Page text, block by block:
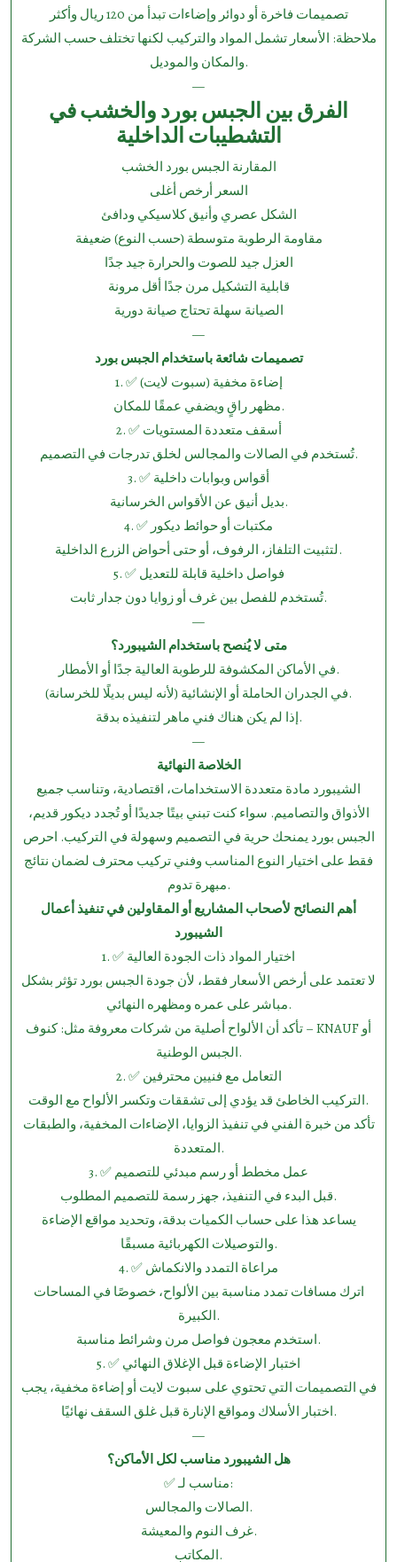
تصميمات فاخرة أو دوائر وإضاءات تبدأ من 120 ريال وأكثر
⁠ملاحظة: الأسعار تشمل المواد والتركيب لكنها تختلف حسب الشركة
والمكان والموديل.
—
الفرق بين الجبس بورد والخشب في
التشطيبات الداخلية
المقارنة الجبس بورد الخشب
السعر أرخص أغلى
الشكل عصري وأنيق كلاسيكي ودافئ
مقاومة الرطوبة متوسطة (حسب النوع) ضعيفة
العزل جيد للصوت والحرارة جيد جدًا
قابلية التشكيل مرن جدًا أقل مرونة
الصيانة سهلة تحتاج صيانة دورية
—
تصميمات شائعة باستخدام الجبس بورد
1.⁠ ⁠✅ إضاءة مخفية (سبوت لايت)
مظهر راقٍ ويضفي عمقًا للمكان.
2.⁠ ⁠✅ أسقف متعددة المستويات
تُستخدم في الصالات والمجالس لخلق تدرجات في التصميم.
3.⁠ ⁠✅ أقواس وبوابات داخلية
بديل أنيق عن الأقواس الخرسانية.
4.⁠ ⁠✅ مكتبات أو حوائط ديكور
لتثبيت التلفاز، الرفوف، أو حتى أحواض الزرع الداخلية.
5.⁠ ⁠✅ فواصل داخلية قابلة للتعديل
تُستخدم للفصل بين غرف أو زوايا دون جدار ثابت.
—
متى لا يُنصح باستخدام الشيبورد؟
في الأماكن المكشوفة للرطوبة العالية جدًا أو الأمطار.
في الجدران الحاملة أو الإنشائية (لأنه ليس بديلًا للخرسانة).
إذا لم يكن هناك فني ماهر لتنفيذه بدقة.
—
الخلاصة النهائية
الشيبورد مادة متعددة الاستخدامات، اقتصادية، وتناسب جميع
الأذواق والتصاميم. سواء كنت تبني بيتًا جديدًا أو تُجدد ديكور قديم،
الجبس بورد يمنحك حرية في التصميم وسهولة في التركيب. احرص
فقط على اختيار النوع المناسب وفني تركيب محترف لضمان نتائج
مبهرة تدوم.
أهم النصائح لأصحاب المشاريع أو المقاولين في تنفيذ أعمال
الشيبورد
1.⁠ ⁠✅ اختيار المواد ذات الجودة العالية
لا تعتمد على أرخص الأسعار فقط، لأن جودة الجبس بورد تؤثر بشكل
مباشر على عمره ومظهره النهائي.
تأكد أن الألواح أصلية من شركات معروفة مثل: كنوف – KNAUF أو
الجبس الوطنية.
2.⁠ ⁠✅ التعامل مع فنيين محترفين
التركيب الخاطئ قد يؤدي إلى تشققات وتكسر الألواح مع الوقت.
تأكد من خبرة الفني في تنفيذ الزوايا، الإضاءات المخفية، والطبقات
المتعددة.
3.⁠ ⁠✅ عمل مخطط أو رسم مبدئي للتصميم
قبل البدء في التنفيذ، جهز رسمة للتصميم المطلوب.
يساعد هذا على حساب الكميات بدقة، وتحديد مواقع الإضاءة
والتوصيلات الكهربائية مسبقًا.
4.⁠ ⁠✅ مراعاة التمدد والانكماش
اترك مسافات تمدد مناسبة بين الألواح، خصوصًا في المساحات
الكبيرة.
استخدم معجون فواصل مرن وشرائط مناسبة.
5.⁠ ⁠✅ اختبار الإضاءة قبل الإغلاق النهائي
في التصميمات التي تحتوي على سبوت لايت أو إضاءة مخفية، يجب
اختبار الأسلاك ومواقع الإنارة قبل غلق السقف نهائيًا.
—
هل الشيبورد مناسب لكل الأماكن؟
✅ مناسب لـ:
الصالات والمجالس.
غرف النوم والمعيشة.
المكاتب.